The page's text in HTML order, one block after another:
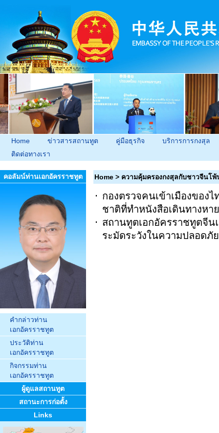
Home ข่าวสารสถานทูต คู่มือธุรกิจ
บริการการกงสุล
ติดต่อทางเรา
คอลัมน์ท่านเอกอัครราชทูต
คำกล่าวท่าน
เอกอัครราชทูต
ประวัติท่าน
เอกอัครราชทูต
กิจกรรมท่าน
เอกอัครราชทูต
ผู้ดูแลสถานทูต
สถานะการก่อตั้ง
Links
Home > ความคุ้มครองกงสุลกับชาวจีนโพ้
กองตรวจคนเข้าเมืองของ
ชาติที่ทำหนังสือเดินทางหาย
สถานทูตเอกอัครราชทูตจีน
ระมัดระวังในความปลอดภัย